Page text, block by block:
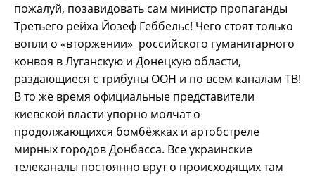
пожалуй, позавидовать сам министр пропаганды
Третьего рейха Йозеф Геббельс! Чего стоят только
вопли о «вторжении» российского гуманитарного
конвоя в Луганскую и Донецкую области,
раздающиеся с трибуны ООН и по всем каналам ТВ!
В то же время официальные представители
киевской власти упорно молчат о
продолжающихся бомбёжках и артобстреле
мирных городов Донбасса. Все украинские
телеканалы постоянно врут о происходящих там